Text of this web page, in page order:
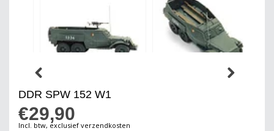
DDR SPW 152 W1
€29,90
Incl. btw, exclusief verzendkosten